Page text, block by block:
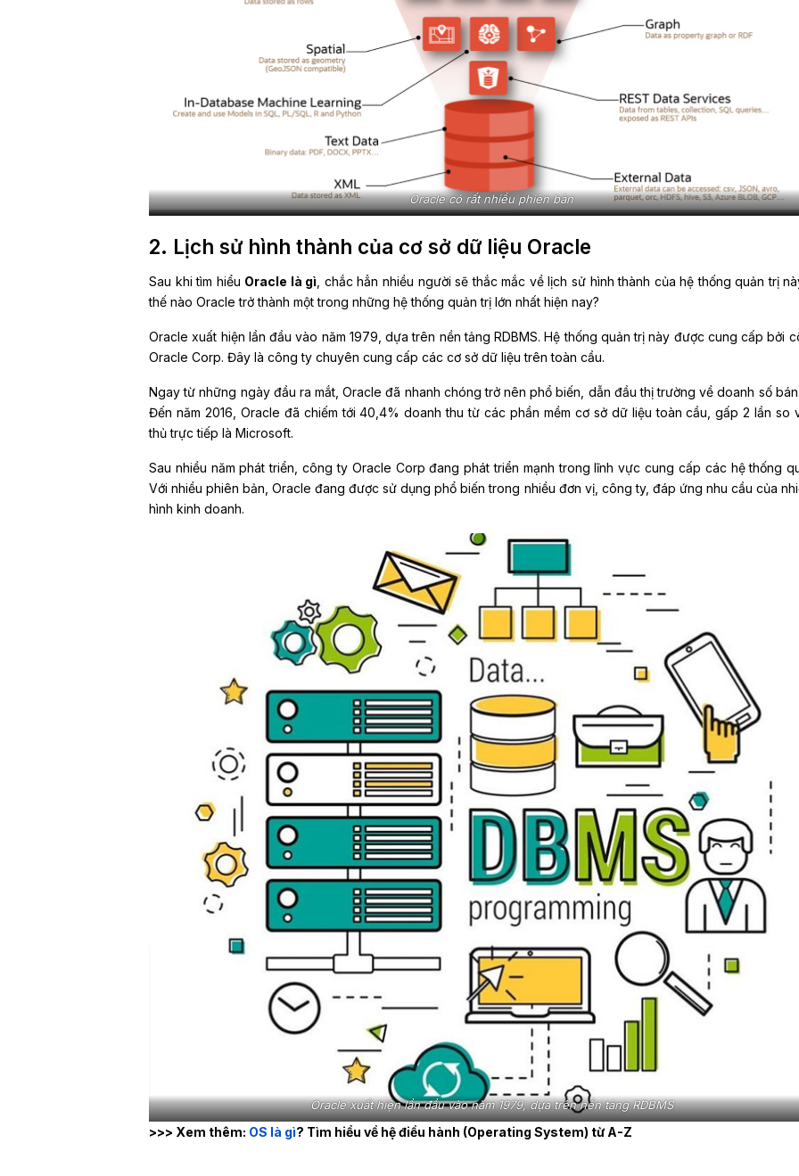
Oracle có rất nhiều phiên bản
2. Lịch sử hình thành của cơ sở dữ liệu Oracle
Sau khi tìm hiểu Oracle là gì , chắc hẳn nhiều người sẽ thắc mắc về lịch sử hình thành của hệ thống quản trị
thế nào Oracle trở thành một trong những hệ thống quản trị lớn nhất hiện nay?
Oracle xuất hiện lần đầu vào năm 1979, dựa trên nền tảng RDBMS. Hệ thống quản trị này được cung cấp bởi
Oracle Corp. Đây là công ty chuyên cung cấp các cơ sở dữ liệu trên toàn cầu.
Ngay từ những ngày đầu ra mắt, Oracle đã nhanh chóng trở nên phổ biến, dẫn đầu thị trường về doanh số
Đến năm 2016, Oracle đã chiếm tới 40,4% doanh thu từ các phần mềm cơ sở dữ liệu toàn cầu, gấp 2 lần so
thủ trực tiếp là Microsoft.
Sau nhiều năm phát triển, công ty Oracle Corp đang phát triển mạnh trong lĩnh vực cung cấp các hệ thống
Với nhiều phiên bản, Oracle đang được sử dụng phổ biến trong nhiều đơn vị, công ty, đáp ứng nhu cầu của
hình kinh doanh.
Oracle xuất hiện lần đầu vào năm 1979, dựa trên nền tảng RDBMS
>>> Xem thêm: OS là gì? Tìm hiểu về hệ điều hành (Operating System) từ A-Z